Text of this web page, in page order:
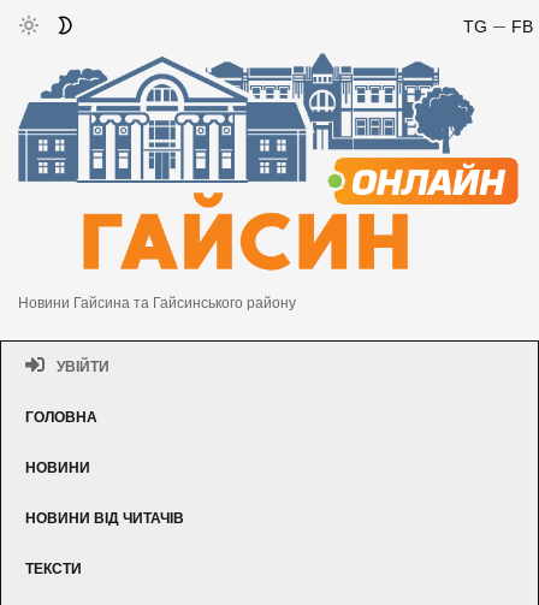
FB
TG
Новини Гайсина та Гайсинського району
УВІЙТИ
ГОЛОВНА
НОВИНИ
НОВИНИ ВІД ЧИТАЧІВ
ТЕКСТИ